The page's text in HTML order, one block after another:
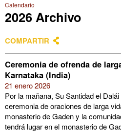
Calendario
2026 Archivo
COMPARTIR
Ceremonia de ofrenda de
Karnataka (India)
21 enero 2026
Por la mañana, Su Santidad el
ceremonia de oraciones de larga
monasterio de Gaden y la
tendrá lugar en el monasterio de